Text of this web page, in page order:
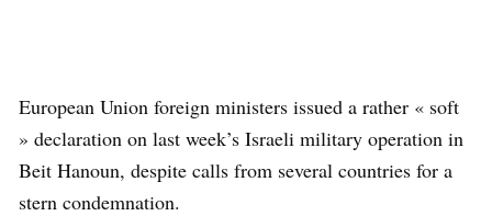
European Union foreign ministers issued a rather « soft
» declaration on last week’s Israeli military operation in
Beit Hanoun, despite calls from several countries for a
stern condemnation.